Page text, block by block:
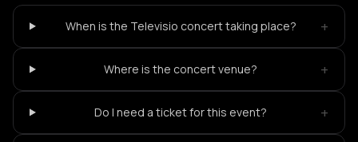
When is the Televisio concert taking place? +
Where is the concert venue? +
Do I need a ticket for this event? +